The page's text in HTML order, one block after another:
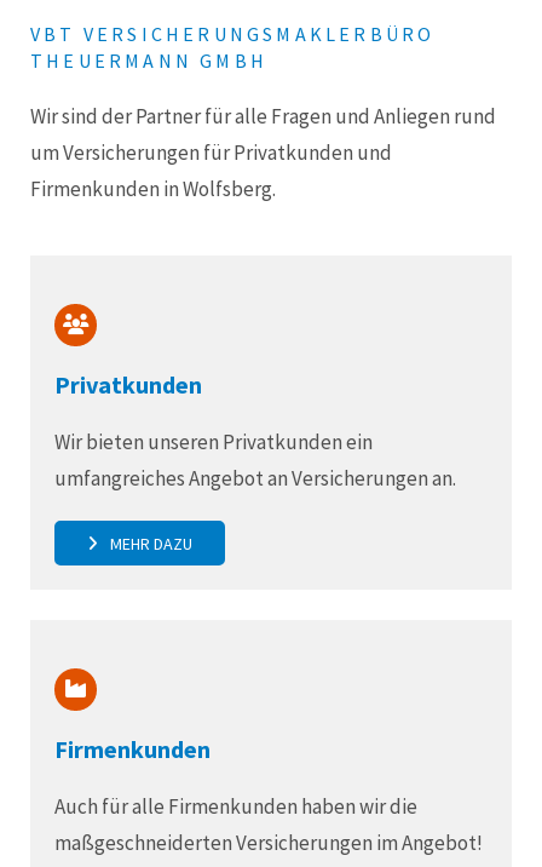
VBT VERSICHERUNGSMAKLERBÜRO
THEUERMANN GMBH
Wir sind der Partner für alle Fragen und Anliegen rund
um Versicherungen für Privatkunden und
Firmenkunden in Wolfsberg.
Privatkunden
Wir bieten unseren Privatkunden ein
umfangreiches Angebot an Versicherungen an.
MEHR DAZU
Firmenkunden
Auch für alle Firmenkunden haben wir die
maßgeschneiderten Versicherungen im Angebot!